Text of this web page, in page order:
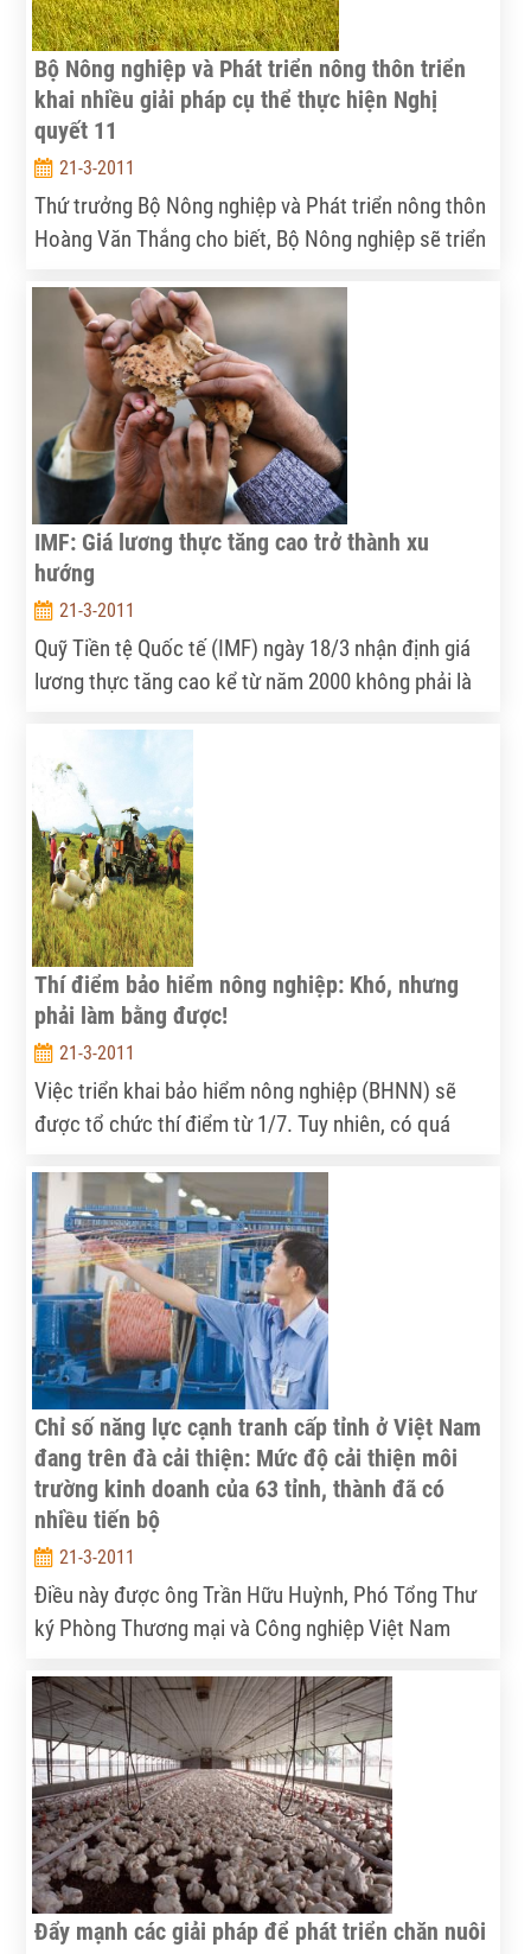
Bộ Nông nghiệp và Phát triển nông thôn triển
khai nhiều giải pháp cụ thể thực hiện Nghị
quyết 11
21-3-2011
Thứ trưởng Bộ Nông nghiệp và Phát triển nông thôn
Hoàng Văn Thắng cho biết, Bộ Nông nghiệp sẽ triển
có hiệu quả Nghị quyết số 11/NQ-CP của Chính phủ
về kiềm chế lạm phát, ổn định kinh tế vĩ mô, bảo
đảm an sinh xã hội.
IMF: Giá lương thực tăng cao trở thành xu
hướng
21-3-2011
Quỹ Tiền tệ Quốc tế (IMF) ngày 18/3 nhận định giá
lương thực tăng cao kể từ năm 2000 không phải là
Thí điểm bảo hiểm nông nghiệp: Khó, nhưng
phải làm bằng được!
21-3-2011
Việc triển khai bảo hiểm nông nghiệp (BHNN) sẽ
được tổ chức thí điểm từ 1/7. Tuy nhiên, có quá
trưởng Bộ NN-PTNT Hồ Xuân Hùng chia sẻ với
NVNN xung quanh vấn đề này.
Chỉ số năng lực cạnh tranh cấp tỉnh ở Việt Nam
đang trên đà cải thiện: Mức độ cải thiện môi
trường kinh doanh của 63 tỉnh, thành đã có
nhiều tiến bộ
21-3-2011
Điều này được ông Trần Hữu Huỳnh, Phó Tổng Thư
ký Phòng Thương mại và Công nghiệp Việt Nam
bày kết quả chỉ số năng lực cạnh tranh cấp tỉnh năm
2010 (PCI 2010), cảm nhận của các doanh nghiệp về
môi trường kinh doanh Việt Nam năm 2010 từ kết
quả điều tra PCI.
Đẩy mạnh các giải pháp để phát triển chăn nuôi